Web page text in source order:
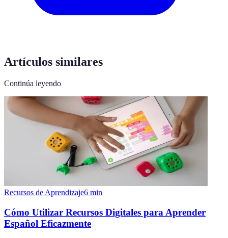
Artículos similares
Continúa leyendo
Recursos de Aprendizaje6 min
Cómo Utilizar Recursos Digitales para Aprender
Español Eficazmente